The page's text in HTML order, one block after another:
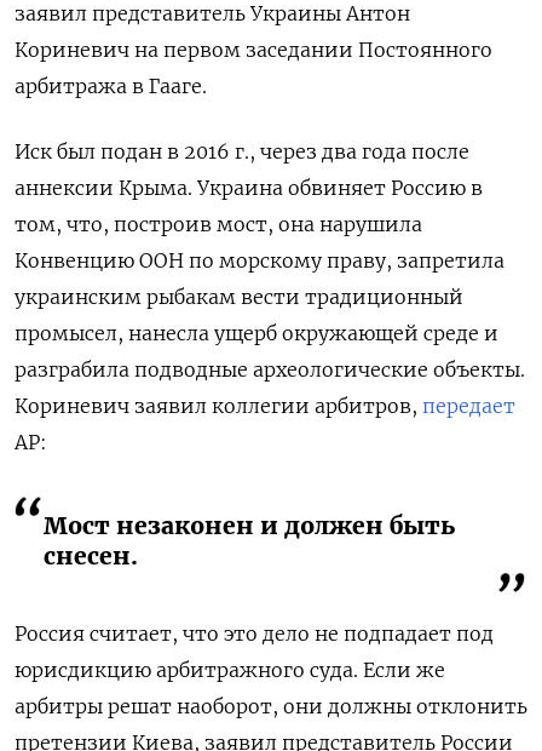
заявил представитель Украины Антон
Кориневич на первом заседании Постоянного
арбитража в Гааге.
Иск был подан в 2016 г., через два года после
аннексии Крыма. Украина обвиняет Россию в
том, что, построив мост, она нарушила
Конвенцию ООН по морскому праву, запретила
украинским рыбакам вести традиционный
промысел, нанесла ущерб окружающей среде и
разграбила подводные археологические объекты.
Кориневич заявил коллегии арбитров, передает
AP:
Мост незаконен и должен быть
снесен.
Россия считает, что это дело не подпадает под
юрисдикцию арбитражного суда. Если же
арбитры решат наоборот, они должны отклонить
претензии Киева, заявил представитель России